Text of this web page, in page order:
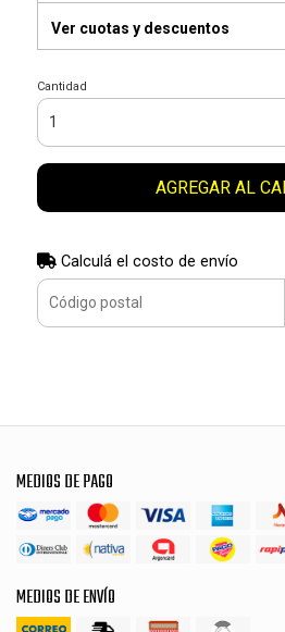
Ver cuotas y descuentos
Cantidad
AGREGAR AL
Calculá el costo de envío
MEDIOS DE PAGO
MEDIOS DE ENVÍO